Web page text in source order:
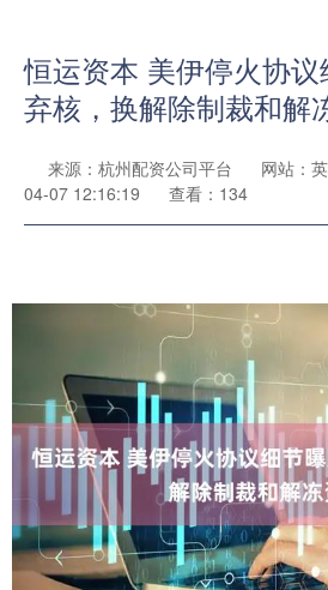
恒运资本 美伊停火协
弃核，换解除制裁和解
来源：杭州配资公司平台 网站：
04-07 12:16:19
查看：134